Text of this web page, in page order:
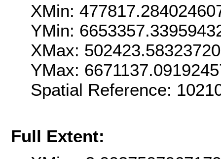
XMin:
YMin:
XMax:
YMax:
Spatial Reference:
Full Extent: